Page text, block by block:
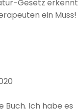
Gesetz erkennt
ein Muss!
Buch. Ich habe es